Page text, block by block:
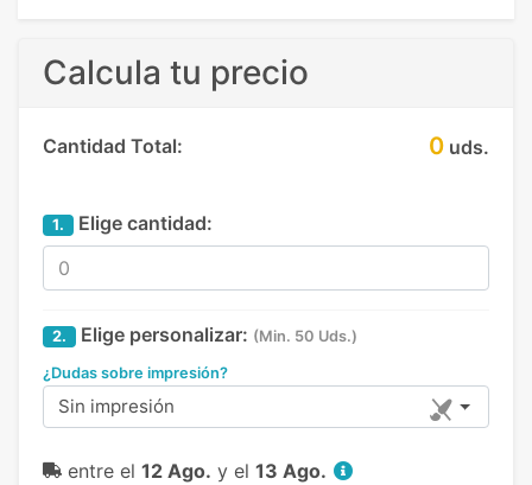
Calcula tu precio
Cantidad Total: 0 uds.
1. Elige cantidad:
2. Elige personalizar: (Min. 50 Uds.)
¿Dudas sobre impresión?
Sin impresión
entre el 12 Ago. y el 13 Ago.